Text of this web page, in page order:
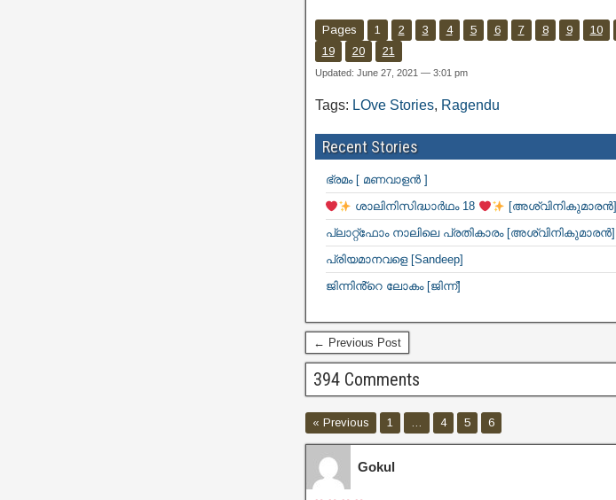
Pages 1 2 3 4 5 6 7 8 9 10
19
20 21
Updated: June 27, 2021 — 3:01 pm
Tags: LOve Stories, Ragendu
Recent Stories
ഭ്രമം [ മണവാളൻ ]
ശാലിനിസിദ്ധാർഥം 18
[അശ്വിനികുമാരൻ]
പ്ലാറ്റ്ഫോം നാലിലെ പ്രതികാരം [അശ്വിനികുമാരൻ]
പ്രിയമാനവളെ [Sandeep]
ജിന്നിൻ്റെ ലോകം [ജിന്ന്]
← Previous Post
394 Comments
« Previous 1 … 4 5 6
Gokul